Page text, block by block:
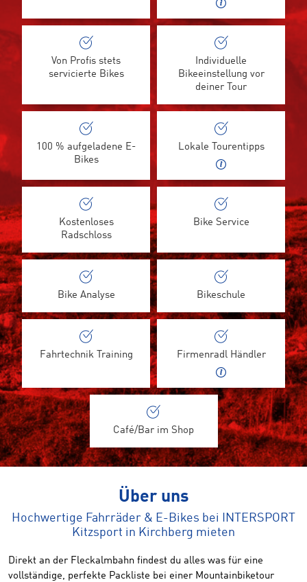
Von Profis stets
servicierte Bikes
Individuelle
Bikeeinstellung vor
deiner Tour
100 % aufgeladene E-
Bikes
Lokale Tourentipps
Kostenloses
Radschloss
Bike Service
Bike Analyse Bikeschule
Fahrtechnik Training Firmenradl Händler
Café/Bar im Shop
Über uns
Hochwertige Fahrräder & E-Bikes bei INTERSPORT
Kitzsport in Kirchberg mieten
Direkt an der Fleckalmbahn findest du alles was für eine
vollständige, perfekte Packliste bei einer Mountainbiketour